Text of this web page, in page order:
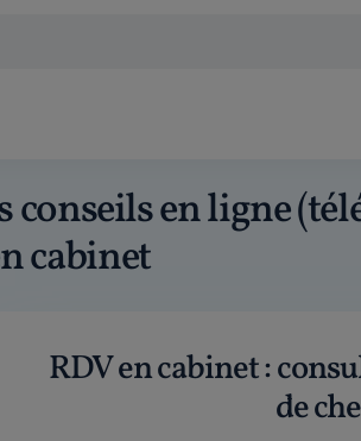
conseils en ligne
cabinet
RDV en cabinet :
de